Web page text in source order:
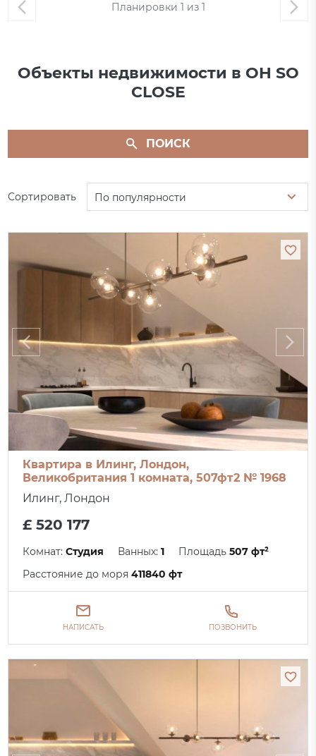
Планировки 1 из 1
Объекты недвижимости в OH SO
CLOSE
ПОИСК
Сортировать По популярности
Квартира в Илинг, Лондон,
Великобритания 1 комната, 507фт2 № 1968
Илинг, Лондон
£ 520 177
Комнат:Студия Ванных:1 Площадь507 фт²
Расстояние до моря411840 фт
НАПИСАТЬ ПОЗВОНИТЬ